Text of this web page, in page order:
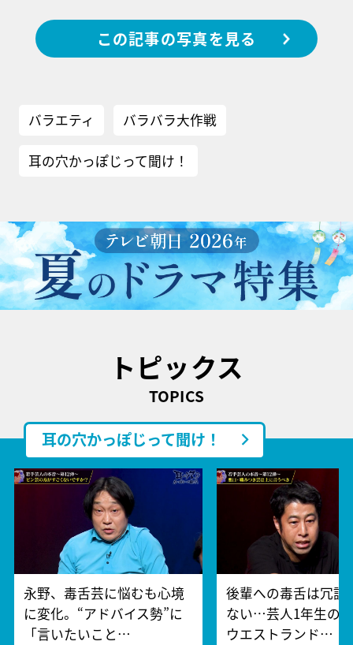
この記事の写真を見る
バラエティ バラバラ大作戦
耳の穴かっぽじって聞け！
トピックス
TOPICS
耳の穴かっぽじって聞け！
永野、毒舌芸に悩むも心境
に変化。“アドバイス勢”に
「言いたいこと…
後輩への毒舌は冗談
ない…芸人1年生の“
ウエストランド…